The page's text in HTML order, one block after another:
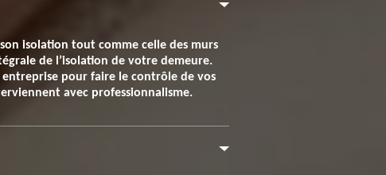
isolation tout comme celle des murs
de l’isolation de votre demeure.
pour faire le contrôle de vos
avec professionnalisme.